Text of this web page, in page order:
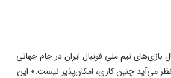
بازی‌های تیم ملی فوتبال ایران در جام جهانی
می‌آید چنین کاری، امکان‌پذیر نیست.» این